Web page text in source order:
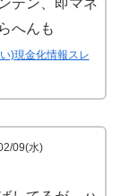
テン、即マネ
へんも
)現金化情報スレ
09(水)